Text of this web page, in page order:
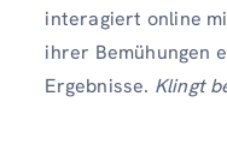
interagiert online
ihrer Bemühungen
Ergebnisse. Klingt